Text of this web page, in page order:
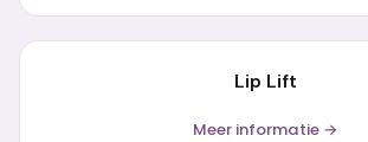
Lip Lift
Meer informatie →